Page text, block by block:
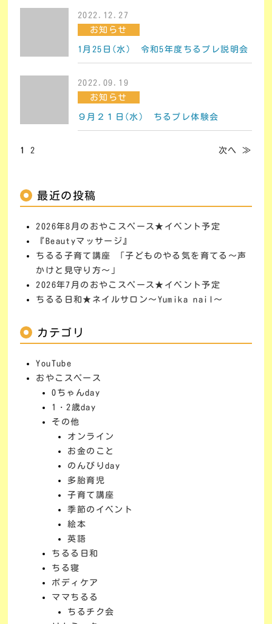
2022.12.27
お知らせ
1月25日(水) 令和5年度ちるプレ説明会
2022.09.19
お知らせ
９月２１日(水) ちるプレ体験会
1 2 次へ ≫
最近の投稿
2026年8月のおやこスペース★イベント予定
『Beautyマッサージ』
ちるる子育て講座 「子どものやる気を育てる～声
かけと見守り方～」
2026年7月のおやこスペース★イベント予定
ちるる日和★ネイルサロン～Yumika nail～
カテゴリ
YouTube
おやこスペース
0ちゃんday
1・2歳day
その他
オンライン
お金のこと
のんびりday
多胎育児
子育て講座
季節のイベント
絵本
英語
ちるる日和
ちる寝
ボディケア
ママちるる
ちるチク会